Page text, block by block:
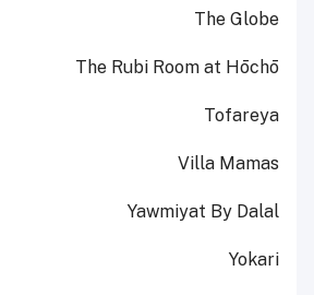
The Globe
The Rubi Room at Hōchō
Tofareya
Villa Mamas
Yawmiyat By Dalal
Yokari